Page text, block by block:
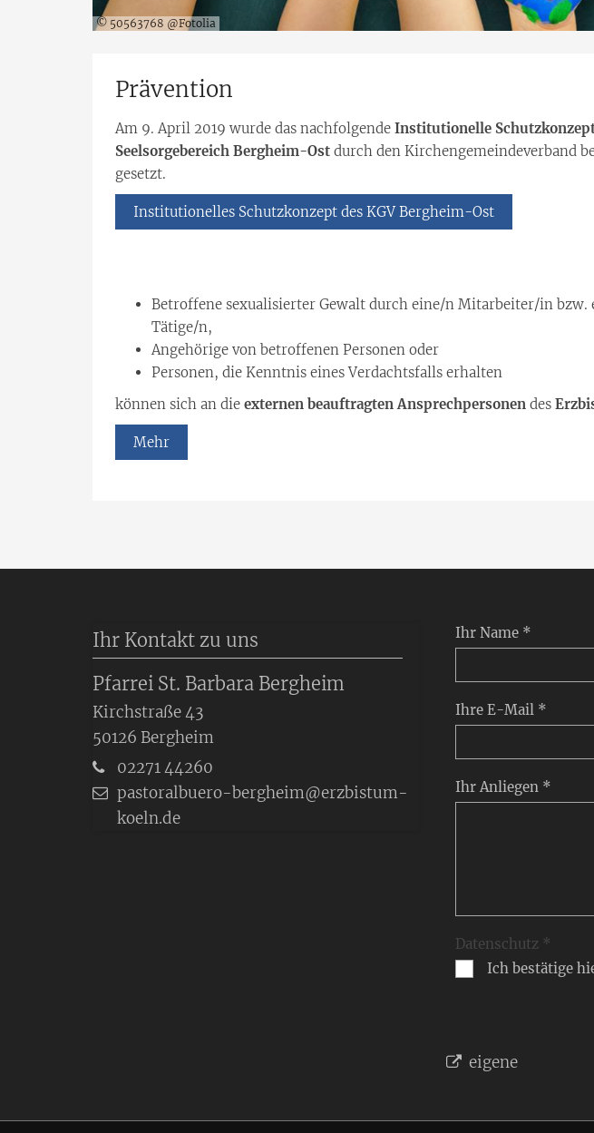
© 50563768 @Fotolia
Prävention
Am 9. April 2019 wurde das nachfolgende Institutionelle
Seelsorgebereich Bergheim-Ost durch den Kirchengemeindeverband
gesetzt.
Institutionelles Schutzkonzept des KGV Bergheim-Ost
Betroffene sexualisierter Gewalt durch eine/n Mitarbeiter/in
Tätige/n,
Angehörige von betroffenen Personen oder
Personen, die Kenntnis eines Verdachtsfalls erhalten
können sich an die externen beauftragten Ansprechpersonen des
Mehr
Ihr Name *
Ihre E-Mail *
Ihr Anliegen *
Datenschutz *
Ich bestätige
eigene
Ihr Kontakt zu uns
Pfarrei St. Barbara Bergheim
Kirchstraße 43
50126 Bergheim
02271 44260
pastoralbuero-bergheim@erzbistum-
koeln.de